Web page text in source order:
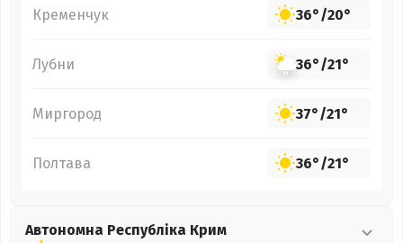
Кременчук 36°/20°
Лубни 36°/21°
Миргород 37°/21°
Полтава 36°/21°
Автономна Республіка Крим